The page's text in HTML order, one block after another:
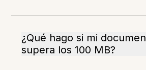
¿Qué hago si mi
supera los 100 MB?